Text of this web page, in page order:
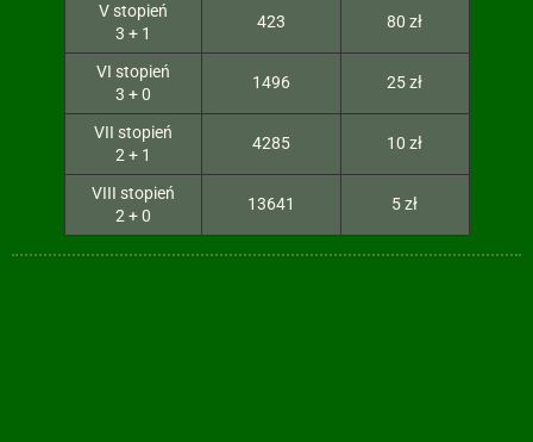
V stopień
3 + 1
423 80 zł
VI stopień
3 + 0
1496 25 zł
VII stopień
2 + 1
4285 10 zł
VIII stopień
2 + 0
13641 5 zł